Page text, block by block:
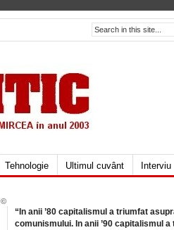
Tehnologie Ultimul cuvânt
Interviu
“In anii ’80 capitalismul a triumfat
comunismului. In anii ’90 capitalismul
©